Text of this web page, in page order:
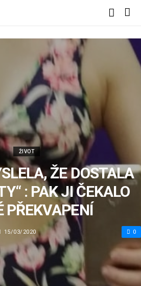
ŽIVOT
ŽE DOSTALA
: PAK JI ČEKALO
PŘEKVAPENÍ
15/03/2020 0